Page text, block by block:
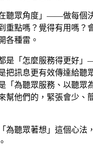
聽眾角度」——做每個
重點嗎？覺得有用嗎？
各種雷。
是「怎麼服務得更好
把訊息更有效傳達給聽
「為聽眾服務、以聽
幫他們的，緊張會少、
為聽眾著想」這個心法